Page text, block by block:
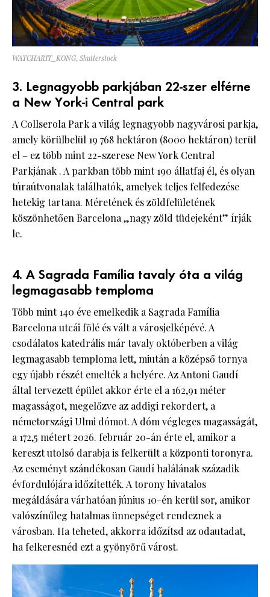
WATCHARIT_KONG, Shutterstock
3. Legnagyobb parkjában 22-szer elférne
a New York-i Central park
A Collserola Park a világ legnagyobb nagyvárosi parkja,
amely körülbelül 19 768 hektáron (8000 hektáron) terül
el – ez több mint 22-szerese New York Central
Parkjának . A parkban több mint 190 állatfaj él, és olyan
túraútvonalak találhatók, amelyek teljes felfedezése
hetekig tartana. Méretének és zöldfelületének
köszönhetően Barcelona „nagy zöld tüdejeként” írják
le.
4. A Sagrada Família tavaly óta a világ
legmagasabb temploma
Több mint 140 éve emelkedik a Sagrada Família
Barcelona utcái fölé és vált a városjelképévé. A
csodálatos katedrális már tavaly októberben a világ
legmagasabb temploma lett, miután a középső tornya
egy újabb részét emelték a helyére. Az Antoni Gaudí
által tervezett épület akkor érte el a 162,91 méter
magasságot, megelőzve az addigi rekordert, a
németországi Ulmi dómot. A dóm végleges magasságát,
a 172,5 métert 2026. február 20-án érte el, amikor a
kereszt utolsó darabja is felkerült a központi toronyra.
Az eseményt szándékosan Gaudí halálának századik
évfordulójára időzítették. A torony hivatalos
megáldására várhatóan június 10-én kerül sor, amikor
valószínűleg hatalmas ünnepséget rendeznek a
városban. Ha teheted, akkorra időzítsd az odautadat,
ha felkeresnéd ezt a gyönyörű várost.